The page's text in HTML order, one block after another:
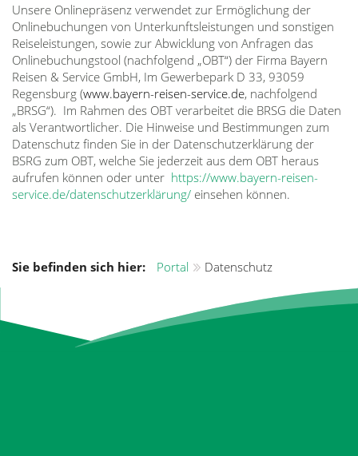
Unsere Onlinepräsenz verwendet zur Ermöglichung der
Onlinebuchungen von Unterkunftsleistungen und sonstigen
Reiseleistungen, sowie zur Abwicklung von Anfragen das
Onlinebuchungstool (nachfolgend „OBT“) der Firma Bayern
Reisen & Service GmbH, Im Gewerbepark D 33, 93059
Regensburg (www.bayern-reisen-service.de, nachfolgend
„BRSG“). Im Rahmen des OBT verarbeitet die BRSG die Daten
als Verantwortlicher. Die Hinweise und Bestimmungen zum
Datenschutz finden Sie in der Datenschutzerklärung der
BSRG zum OBT, welche Sie jederzeit aus dem OBT heraus
aufrufen können oder unter https://www.bayern-reisen-
service.de/datenschutzerklärung/ einsehen können.
Sie befinden sich hier: Portal Datenschutz